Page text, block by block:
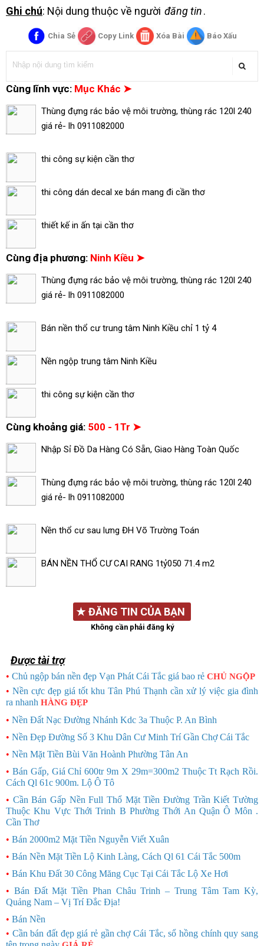
Ghi chú: Nội dung thuộc về người đăng tin.
Chia Sẻ Copy Link Xóa Bài Báo Xấu
Cùng lĩnh vực: Mục Khác ➤
Thùng đựng rác bảo vệ môi trường, thùng rác 120l 240
giá rẻ- lh 0911082000
thi công sự kiện cần thơ
thi công dán decal xe bán mang đi cần thơ
thiết kế in ấn tại cần thơ
Cùng địa phương: Ninh Kiều ➤
Thùng đựng rác bảo vệ môi trường, thùng rác 120l 240
giá rẻ- lh 0911082000
Bán nền thổ cư trung tâm Ninh Kiều chỉ 1 tỷ 4
Nền ngộp trung tâm Ninh Kiều
thi công sự kiện cần thơ
Cùng khoảng giá: 500 - 1Tr ➤
Nhập Sỉ Đồ Da Hàng Có Sẵn, Giao Hàng Toàn Quốc
Thùng đựng rác bảo vệ môi trường, thùng rác 120l 240
giá rẻ- lh 0911082000
Nền thổ cư sau lưng ĐH Võ Trường Toán
BÁN NỀN THỔ CƯ CAI RANG 1tỷ050 71.4 m2
★ ĐĂNG TIN CỦA BẠN
Không cần phải đăng ký
Được tài trợ
• Chủ ngộp bán nền đẹp Vạn Phát Cái Tắc giá bao rẻ CHỦ NGỘP
• Nền cực đẹp giá tốt khu Tân Phú Thạnh cần xử lý việc gia đình
ra nhanh HÀNG ĐẸP
• Nền Đất Nạc Đường Nhánh Kdc 3a Thuộc P. An Bình
• Nền Đẹp Đường Số 3 Khu Dân Cư Minh Trí Gần Chợ Cái Tắc
• Nền Mặt Tiền Bùi Văn Hoành Phường Tân An
• Bán Gấp, Giá Chỉ 600tr 9m X 29m=300m2 Thuộc Tt Rạch Rồi.
Cách Ql 61c 900m. Lộ Ô Tô
• Cần Bán Gấp Nền Full Thổ Mặt Tiền Đường Trần Kiết Tường
Thuộc Khu Vực Thới Trinh B Phường Thới An Quận Ô Môn .
Cần Thơ
• Bán 2000m2 Mặt Tiền Nguyễn Viết Xuân
• Bán Nền Mặt Tiền Lộ Kinh Làng, Cách Ql 61 Cái Tắc 500m
• Bán Khu Đất 30 Công Măng Cục Tại Cái Tắc Lộ Xe Hơi
• Bán Đất Mặt Tiền Phan Châu Trinh – Trung Tâm Tam Kỳ,
Quảng Nam – Vị Trí Đắc Địa!
• Bán Nền
• Cần bán đất đẹp giá rẻ gần chợ Cái Tắc, sổ hồng chính quy sang